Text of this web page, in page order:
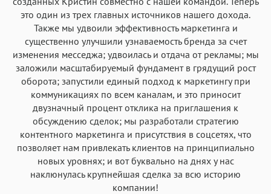
это один из трех главных источников нашего дохода.
Также мы удвоили эффективность маркетинга и
существенно улучшили узнаваемость бренда за счет
изменения месседжа; удвоилась и отдача от рекламы; мы
заложили масштабируемый фундамент в грядущий рост
оборота; запустили единый подход к маркетингу при
коммуникациях по всем каналам, и это приносит
двузначный процент отклика на приглашения к
обсуждению сделок; мы разработали стратегию
контентного маркетинга и присутствия в соцсетях, что
позволяет нам привлекать клиентов на принципиально
новых уровнях; и вот буквально на днях у нас
наклюнулась крупнейшая сделка за всю историю
компании!